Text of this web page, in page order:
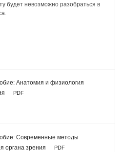
будет невозможно разобраться в
Анатомия и физиология
PDF
Современные методы
органа зрения
PDF